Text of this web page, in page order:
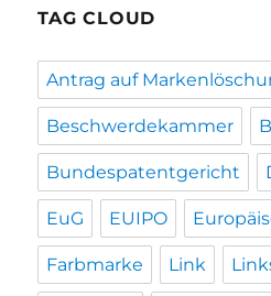
TAG CLOUD
Antrag auf
Beschwerdekammer
Bundespatentgericht
EuG EUIPO
Farbmarke Link